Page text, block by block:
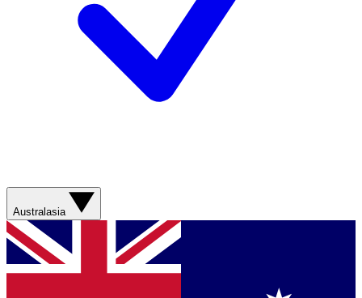
Australasia